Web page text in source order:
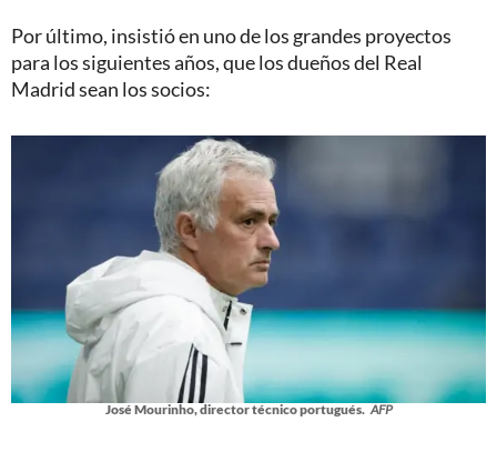
Por último, insistió en uno de los grandes proyectos
para los siguientes años, que los dueños del Real
Madrid sean los socios:
José Mourinho, director técnico portugués. AFP